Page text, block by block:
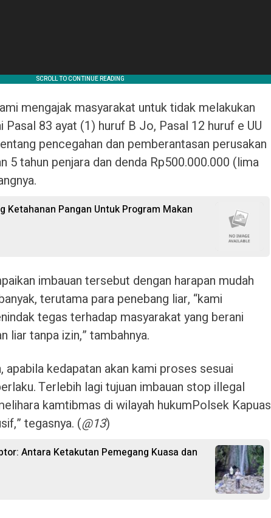
mengajak masyarakat untuk tidak melakukan
Pasal 83 ayat (1) huruf B Jo, Pasal 12 huruf e UU
pencegahan dan pemberantasan perusakan
5 tahun penjara dan denda Rp500.000.000 (lima
Ketahanan Pangan Untuk Program Makan
imbauan tersebut dengan harapan mudah
terutama para penebang liar, “kami
tegas terhadap masyarakat yang berani
liar tanpa izin,” tambahnya.
apabila kedapatan akan kami proses sesuai
Terlebih lagi tujuan imbauan stop illegal
kamtibmas di wilayah hukumPolsek Kapuas
tegasnya. (@13)
Antara Ketakutan Pemegang Kuasa dan